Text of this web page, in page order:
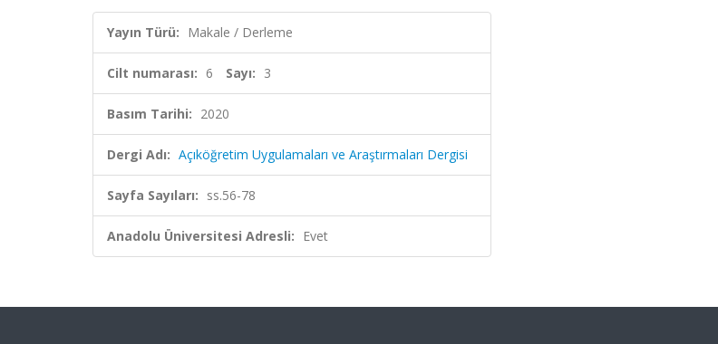
Yayın Türü: Makale / Derleme
Cilt numarası: 6 Sayı: 3
Basım Tarihi: 2020
Dergi Adı: Açıköğretim Uygulamaları ve Araştırmaları Dergisi
Sayfa Sayıları: ss.56-78
Anadolu Üniversitesi Adresli: Evet